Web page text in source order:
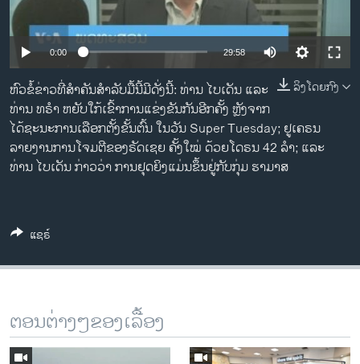
ທຸລະກິດ
ພາສາອັງກິດ
ວີດີໂອ
ສຽງ
ລາຍການກະຈາຍສຽງ
ລາຍງານ
ຕິດຕາມພວກເຮົາ ທີ່
ພາສາຕ່າງໆ
0:00 29:58
ລິງໂດຍກົງ
ຫົວຂໍ້ຂ່າວທີ່ສຳຄັນສຳລັບມື້ນີ້ມີດັ່ງນີ້: ທ່ານ ໄບເດັນ ແລະ
ທ່ານ ທຣຳ ຫຍັບໃກ້ເຂົ້າການແຂ່ງຂັນກັນອີກຄັ້ງ ຫຼັງຈາກ
ໄດ້ຊະນະການເລືອກຕັ້ງຂັ້ນຕົ້ນ ໃນວັນ Super Tuesday; ຢູເຄຣນ
ລາຍງານການໂຈມຕີຂອງຣັດເຊຍ ຄັ້ງໃໝ່ ດ້ວຍໂດຣນ 42 ລຳ; ແລະ
ທ່ານ ໄບເດັນ ກ່າວວ່າ ການຢຸດຍິງແມ່ນຂຶ້ນຢູ່ກັບກຸ່ມ ຮາມາສ
ແຊຣ໌
ຕອນຕ່າງໆຂອງເລື້ອງ